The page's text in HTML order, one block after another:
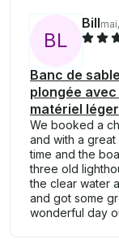
BL
Bill
Banc de
plongée
matériel léger
We booked a
and with a
time and the
three old
the clear water
and got some
wonderful day